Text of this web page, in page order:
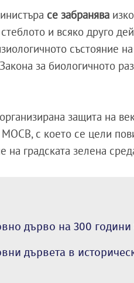
се забранява
и всяко друго
състояние
за биологичното
защита на
с което се цели
на градската зелена
дърво на 300
дървета в